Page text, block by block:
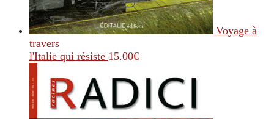
Voyage à
travers
l'Italie qui résiste 15.00€